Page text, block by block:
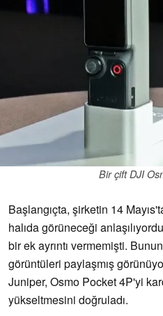
Bir çift DJI
Başlangıçta, şirketin 14
halıda görüneceği anlaşılıyordu
bir ek ayrıntı vermemişti.
görüntüleri paylaşmış
Juniper, Osmo Pocket 4P'yi
yükseltmesini doğruladı.